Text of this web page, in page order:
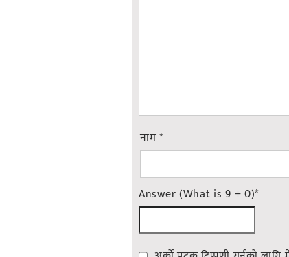
नाम*
Answer (What is 9 + 0)*